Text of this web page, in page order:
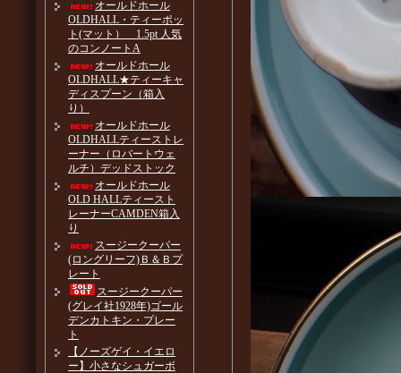
オールドホール
OLDHALL・ティーポッ
ト(マット） 1.5pt 人気
のコンノートA
オールドホール
OLDHALL★ティーキャ
ディスプーン（箱入
り）
オールドホール
OLDHALLティーストレ
ーナー（ロバートウェ
ルチ）デッドストック
オールドホール
OLD HALLティースト
レーナーCAMDEN箱入
り
スージークーパー
(ロングリーフ)Ｂ＆Ｂプ
レート
スージークーパー
(グレイ社1928年)ゴール
デンカトキン・プレー
ト
【ノーズゲイ・イエロ
ー】小さなシュガーボ